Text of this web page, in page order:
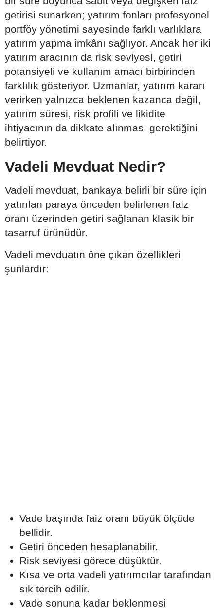
getirisi sunarken; yatırım fonları profesyonel
portföy yönetimi sayesinde farklı varlıklara
yatırım yapma imkânı sağlıyor. Ancak her iki
yatırım aracının da risk seviyesi, getiri
potansiyeli ve kullanım amacı birbirinden
farklılık gösteriyor. Uzmanlar, yatırım kararı
verirken yalnızca beklenen kazanca değil,
yatırım süresi, risk profili ve likidite
ihtiyacının da dikkate alınması gerektiğini
belirtiyor.
Vadeli Mevduat Nedir?
Vadeli mevduat, bankaya belirli bir süre için
yatırılan paraya önceden belirlenen faiz
oranı üzerinden getiri sağlanan klasik bir
tasarruf ürünüdür.
Vadeli mevduatın öne çıkan özellikleri
şunlardır:
Vade başında faiz oranı büyük ölçüde
bellidir.
Getiri önceden hesaplanabilir.
Risk seviyesi görece düşüktür.
Kısa ve orta vadeli yatırımcılar tarafından
sık tercih edilir.
Vade sonuna kadar beklenmesi